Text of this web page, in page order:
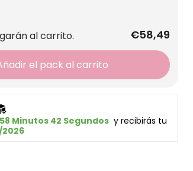
al carrito.
€58,49
el pack al carrito
Minutos 42 Segundos
  y recibirás tu
2026